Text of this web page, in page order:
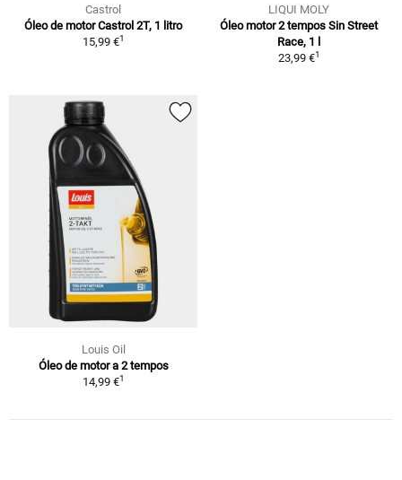
Castrol
Óleo de motor Castrol 2T, 1 litro
15,99 €1
LIQUI MOLY
Óleo motor 2 tempos Sin Street
Race, 1 l
23,99 €1
Louis Oil
Óleo de motor a 2 tempos
14,99 €1